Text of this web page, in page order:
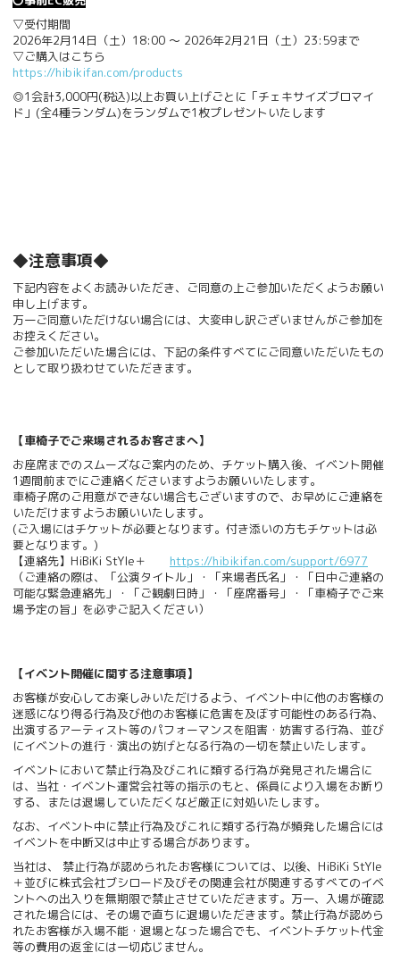
▽受付期間
2026年2月14日（土）18:00 ～ 2026年2月21日（土）23:59まで
▽ご購入はこちら
https://hibikifan.com/products
◎1会計3,000円(税込)以上お買い上げごとに「チェキサイズブロマイ
ド」(全4種ランダム)をランダムで1枚プレゼントいたします
◆注意事項◆
下記内容をよくお読みいただき、ご同意の上ご参加いただくようお願い
申し上げます。
万一ご同意いただけない場合には、大変申し訳ございませんがご参加を
お控えください。
ご参加いただいた場合には、下記の条件すべてにご同意いただいたもの
として取り扱わせていただきます。
【車椅子でご来場されるお客さまへ】
お座席までのスムーズなご案内のため、チケット購入後、イベント開催
1週間前までにご連絡くださいますようお願いいたします。
車椅子席のご用意ができない場合もございますので、お早めにご連絡を
いただけますようお願いいたします。
(ご入場にはチケットが必要となります。付き添いの方もチケットは必
要となります。)
【連絡先】HiBiKi StYle＋ https://hibikifan.com/support/6977
（ご連絡の際は、「公演タイトル」・「来場者氏名」・「日中ご連絡の
可能な緊急連絡先」・「ご観劇日時」・「座席番号」・「車椅子でご来
場予定の旨」を必ずご記入ください）
【イベント開催に関する注意事項】
お客様が安心してお楽しみいただけるよう、イベント中に他のお客様の
迷惑になり得る行為及び他のお客様に危害を及ぼす可能性のある行為、
出演するアーティスト等のパフォーマンスを阻害・妨害する行為、並び
にイベントの進行・演出の妨げとなる行為の一切を禁止いたします。
イベントにおいて禁止行為及びこれに類する行為が発見された場合に
は、当社・イベント運営会社等の指示のもと、係員により入場をお断り
する、または退場していただくなど厳正に対処いたします。
なお、イベント中に禁止行為及びこれに類する行為が頻発した場合には
イベントを中断又は中止する場合があります。
当社は、 禁止行為が認められたお客様については、以後、HiBiKi StYle
＋並びに株式会社ブシロード及びその関連会社が関連するすべてのイベ
ントへの出入りを無期限で禁止させていただきます。万一、入場が確認
された場合には、その場で直ちに退場いただきます。禁止行為が認めら
れたお客様が入場不能・退場となった場合でも、イベントチケット代金
等の費用の返金には一切応じません。